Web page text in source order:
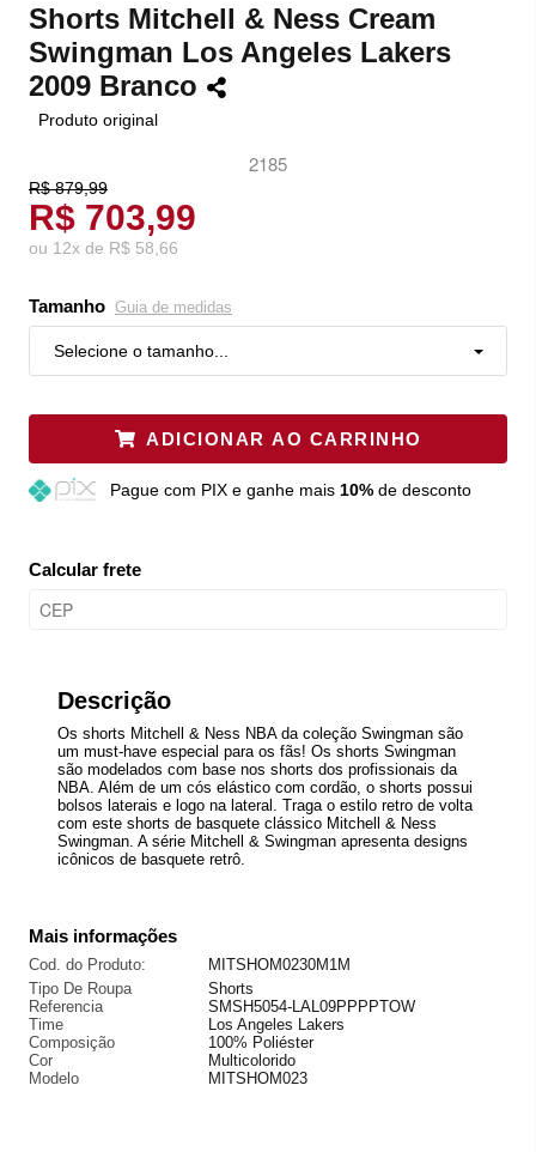
Shorts Mitchell & Ness Cream
Swingman Los Angeles Lakers
2009 Branco
Produto original
2185
R$ 879,99
R$ 703,99
ou 12x de R$ 58,66
Tamanho Guia de medidas
Selecione o tamanho...
ADICIONAR AO CARRINHO
Pague com PIX e ganhe mais 10%de desconto
Calcular frete
Descrição
Os shorts Mitchell & Ness NBA da coleção Swingman são
um must-have especial para os fãs! Os shorts Swingman
são modelados com base nos shorts dos profissionais da
NBA. Além de um cós elástico com cordão, o shorts possui
bolsos laterais e logo na lateral. Traga o estilo retro de volta
com este shorts de basquete clássico Mitchell & Ness
Swingman. A série Mitchell & Swingman apresenta designs
icônicos de basquete retrô.
Mais informações
Cod. do Produto:
MITSHOM0230M1M
Tipo De Roupa
Shorts
Referencia
SMSH5054-LAL09PPPPTOW
Time
Los Angeles Lakers
Composição
100% Poliéster
Cor
Multicolorido
Modelo
MITSHOM023